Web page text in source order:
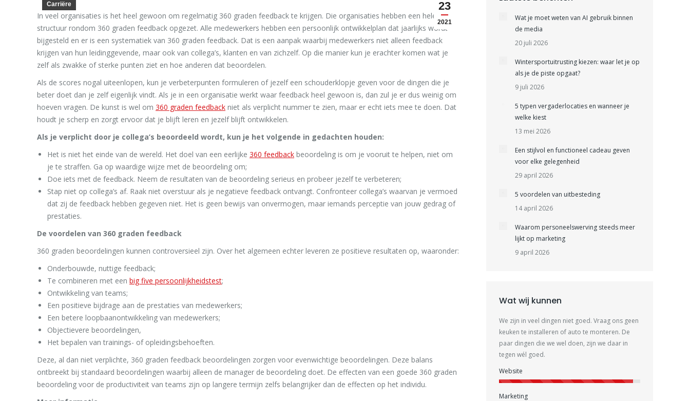
23
2021
Carriëre
In veel organisaties is het heel gewoon om regelmatig 360 graden feedback te krijgen. Die organisaties hebben een hele
structuur rondom 360 graden feedback opgezet. Alle medewerkers hebben een persoonlijk ontwikkelplan dat jaarlijks wordt
bijgesteld en er is een systematiek van 360 graden feedback. Dat is een aanpak waarbij medewerkers niet alleen feedback
krijgen van hun leidinggevende, maar ook van collega’s, klanten en van zichzelf. Op die manier kun je erachter komen wat je
zelf als zwakke of sterke punten ziet en hoe anderen dat beoordelen.
Als de scores nogal uiteenlopen, kun je verbeterpunten formuleren of jezelf een schouderklopje geven voor de dingen die je
beter doet dan je zelf eigenlijk vindt. Als je in een organisatie werkt waar feedback heel gewoon is, dan zul je er dus weinig om
hoeven vragen. De kunst is wel om 360 graden feedback niet als verplicht nummer te zien, maar er echt iets mee te doen. Dat
houdt je scherp en zorgt ervoor dat je blijft leren en jezelf blijft ontwikkelen.
Als je verplicht door je collega’s beoordeeld wordt, kun je het volgende in gedachten houden:
Het is niet het einde van de wereld. Het doel van een eerlijke 360 feedback beoordeling is om je vooruit te helpen, niet om
je te straffen. Ga op waardige wijze met de beoordeling om;
Doe iets met de feedback. Neem de resultaten van de beoordeling serieus en probeer jezelf te verbeteren;
Stap niet op collega’s af. Raak niet overstuur als je negatieve feedback ontvangt. Confronteer collega’s waarvan je vermoed
dat zij de feedback hebben gegeven niet. Het is geen bewijs van onvermogen, maar iemands perceptie van jouw gedrag of
prestaties.
De voordelen van 360 graden feedback
360 graden beoordelingen kunnen controversieel zijn. Over het algemeen echter leveren ze positieve resultaten op, waaronder:
Onderbouwde, nuttige feedback;
Te combineren met een big five persoonlijkheidstest;
Ontwikkeling van teams;
Een positieve bijdrage aan de prestaties van medewerkers;
Een betere loopbaanontwikkeling van medewerkers;
Objectievere beoordelingen,
Het bepalen van trainings- of opleidingsbehoeften.
Deze, al dan niet verplichte, 360 graden feedback beoordelingen zorgen voor evenwichtige beoordelingen. Deze balans
ontbreekt bij standaard beoordelingen waarbij alleen de manager de beoordeling doet. De effecten van een goede 360 graden
beoordeling voor de productiviteit van teams zijn op langere termijn zelfs belangrijker dan de effecten op het individu.
Wat je moet weten van AI gebruik binnen
de media
20 juli 2026
Wintersportuitrusting kiezen: waar let je op
als je de piste opgaat?
9 juli 2026
5 typen vergaderlocaties en wanneer je
welke kiest
13 mei 2026
Een stijlvol en functioneel cadeau geven
voor elke gelegenheid
29 april 2026
5 voordelen van uitbesteding
14 april 2026
Waarom personeelswerving steeds meer
lijkt op marketing
9 april 2026
Wat wij kunnen
We zijn in veel dingen niet goed. Vraag ons geen
keuken te installeren of auto te monteren. De
paar dingen die we wel doen, zijn we daar in
tegen wél goed.
Website
Marketing